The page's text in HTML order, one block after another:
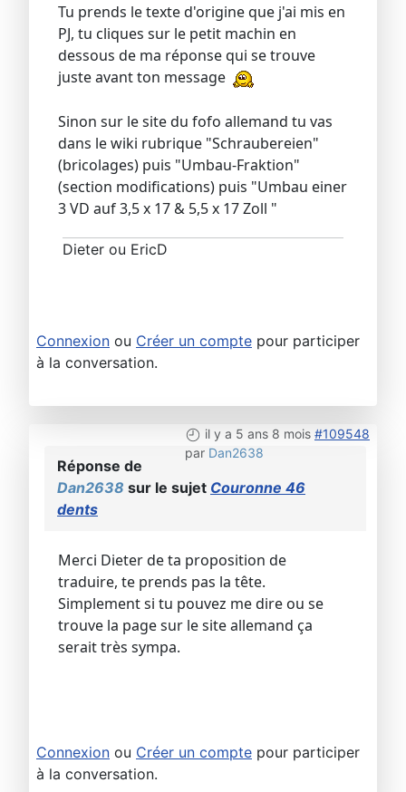
Tu prends le texte d'origine que j'ai mis en
PJ, tu cliques sur le petit machin en
dessous de ma réponse qui se trouve
juste avant ton message
Sinon sur le site du fofo allemand tu vas
dans le wiki rubrique "Schraubereien"
(bricolages) puis "Umbau-Fraktion"
(section modifications) puis "Umbau einer
3 VD auf 3,5 x 17 & 5,5 x 17 Zoll "
Dieter ou EricD
Connexion ou Créer un compte pour participer
à la conversation.
il y a 5 ans 8 mois #109548
par Dan2638
Réponse de
Dan2638 sur le sujet Couronne 46
dents
Merci Dieter de ta proposition de
traduire, te prends pas la tête.
Simplement si tu pouvez me dire ou se
trouve la page sur le site allemand ça
serait très sympa.
Connexion ou Créer un compte pour participer
à la conversation.